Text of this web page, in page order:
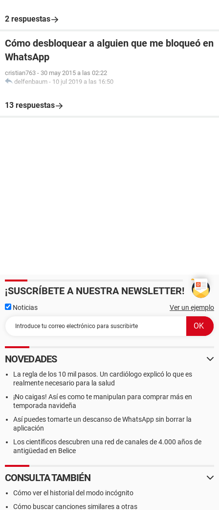
2 respuestas
Cómo desbloquear a alguien que me bloqueó en
WhatsApp
cristian763 - 30 may 2015 a las 02:22
delfenbaum - 10 jul 2019 a las 16:50
13 respuestas
¡SUSCRÍBETE A NUESTRA NEWSLETTER!
Noticias Ver un ejemplo
NOVEDADES
La regla de los 10 mil pasos. Un cardiólogo explicó lo que es
realmente necesario para la salud
¡No caigas! Así es como te manipulan para comprar más en
temporada navideña
Así puedes tomarte un descanso de WhatsApp sin borrar la
aplicación
Los científicos descubren una red de canales de 4.000 años de
antigüedad en Belice
CONSULTA TAMBIÉN
Cómo ver el historial del modo incógnito
Cómo buscar canciones similares a otras